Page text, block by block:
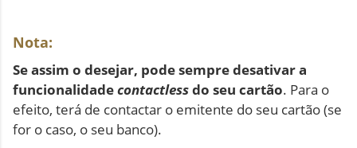
Nota:
Se assim o desejar, pode sempre desativar a
funcionalidadecontactlessdo seu cartão. Para o
efeito, terá de contactar o emitente do seu cartão (se
for o caso, o seu banco).